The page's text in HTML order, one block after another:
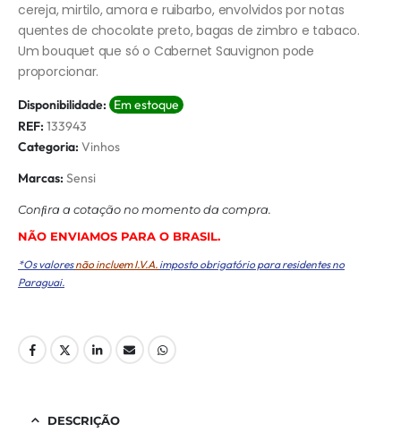
cereja, mirtilo, amora e ruibarbo, envolvidos por notas
quentes de chocolate preto, bagas de zimbro e tabaco.
Um bouquet que só o Cabernet Sauvignon pode
proporcionar.
Disponibilidade: Em estoque
REF: 133943
Categoria: Vinhos
Marcas: Sensi
Conﬁra a cotação no momento da compra.
NÃO ENVIAMOS PARA O BRASIL.
*Os valoresnão incluem I.V.A. imposto obrigatório para residentes no
Paraguai.
DESCRIÇÃO